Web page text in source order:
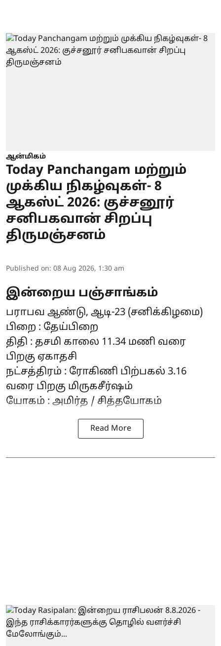
ஆன்மிகம்
Today Panchangam மற்றும்
முக்கிய நிகழ்வுகள்- 8
ஆகஸ்ட் 2026: குச்சனூர்
சனிபகவான் சிறப்பு
திருமஞ்சனம்
Published on: 08 Aug 2026, 1:30 am
இன்றைய பஞ்சாங்கம்
பராபவ ஆண்டு, ஆடி-23 (சனிக்கிழமை)
பிறை : தேய்பிறை
திதி : தசமி காலை 11.34 மணி வரை
பிறகு ஏகாதசி
நட்சத்திரம் : ரோகிணி பிற்பகல் 3.16
வரை பிறகு மிருகசீர்ஷம்
யோகம் : அமிர்த / சித்தயோகம்
Read More